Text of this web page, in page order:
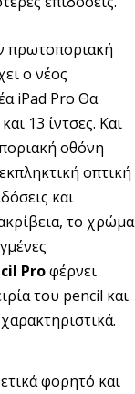
πρωτοποριακή
ο νέος
iPad Pro Θα
13 ίντσες. Και
οθόνη
οπτική
και
το χρώμα
Proφέρνει
του pencil και
φορητό και